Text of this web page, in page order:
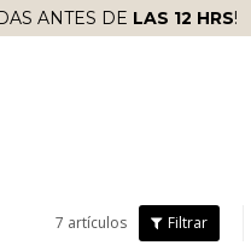
ANTES DE LAS 12 HRS!
7 artículos